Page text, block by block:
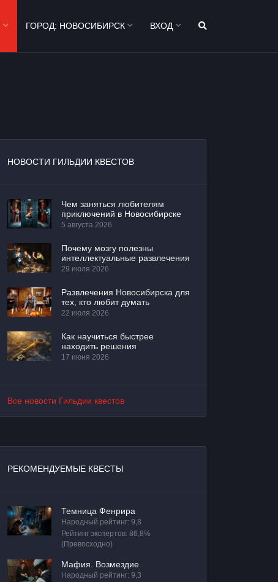
ГОРОД: НОВОСИБИРСК ВХОД
НОВОСТИ ГИЛЬДИИ КВЕСТОВ
Чем заняться любителям
приключений в Новосибирске
5 августа 2026
Почему мозгу полезны
интеллектуальные развлечения
29 июля 2026
Развлечения Новосибирска для
тех, кто любит думать
22 июля 2026
Как научиться быстрее
находить решения
17 июня 2026
Все новости Гильдии квестов
РЕКОМЕНДУЕМЫЕ КВЕСТЫ
Темница Фенрира
Народный рейтинг: 9,8
Рейтинг экспертов: 86,8%
(Превосходно)
Мафия. Возмездие
Народный рейтинг: 9,3